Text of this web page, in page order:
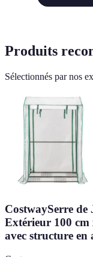
Produits
Sélectionnés par nos
CostwaySerre
Extérieur 100 cm
avec structure en